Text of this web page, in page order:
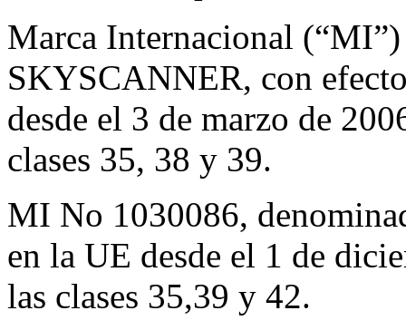
Marca Internacional
SKYSCANNER, con
desde el 3 de marzo de
clases 35, 38 y 39.
MI No 1030086,
en la UE desde el 1 de
las clases 35,39 y 42.